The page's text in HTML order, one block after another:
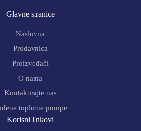
Glavne stranice
Naslovna
Prodavnica
Proizvođači
O nama
Kontaktirajte nas
toplotne pumpe
Korisni linkovi